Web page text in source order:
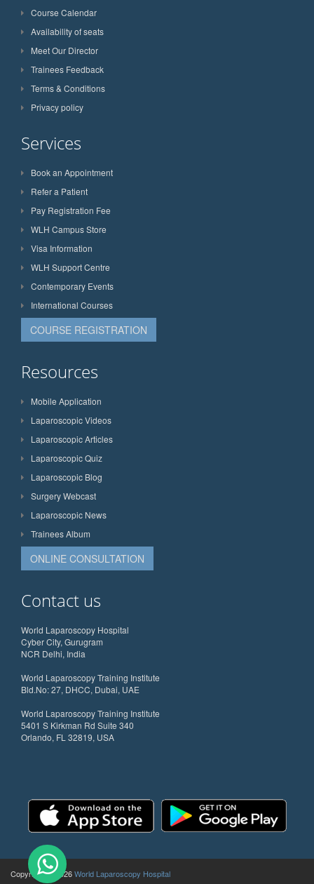
Course Calendar
Availability of seats
Meet Our Director
Trainees Feedback
Terms & Conditions
Privacy policy
Services
Book an Appointment
Refer a Patient
Pay Registration Fee
WLH Campus Store
Visa Information
WLH Support Centre
Contemporary Events
International Courses
COURSE REGISTRATION
Resources
Mobile Application
Laparoscopic Videos
Laparoscopic Articles
Laparoscopic Quiz
Laparoscopic Blog
Surgery Webcast
Laparoscopic News
Trainees Album
ONLINE CONSULTATION
Contact us
World Laparoscopy Hospital
Cyber City, Gurugram
NCR Delhi, India
World Laparoscopy Training Institute
Bld.No: 27, DHCC, Dubai, UAE
World Laparoscopy Training Institute
5401 S Kirkman Rd Suite 340
Orlando, FL 32819, USA
Copyright @ 2026World Laparoscopy Hospital